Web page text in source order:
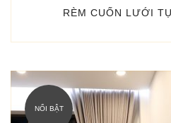
RÈM CUỐN LƯỚI
NỔI BẬT